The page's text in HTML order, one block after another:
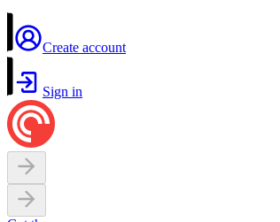
Create account
Sign in